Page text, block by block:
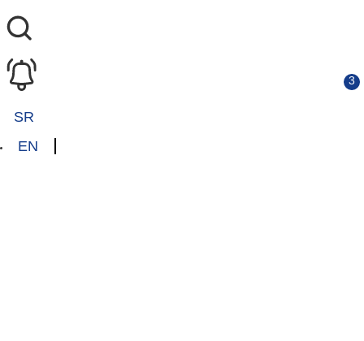
SR
EN